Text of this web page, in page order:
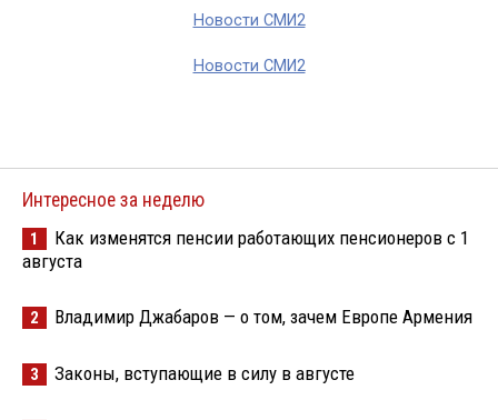
Новости СМИ2
Новости СМИ2
Интересное за неделю
1
Как изменятся пенсии работающих пенсионеров с 1
августа
2 Владимир Джабаров — о том, зачем Европе Армения
3 Законы, вступающие в силу в августе